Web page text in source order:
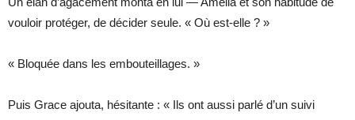
vouloir protéger, de décider seule. « Où est-elle ? »
« Bloquée dans les embouteillages. »
Puis Grace ajouta, hésitante : « Ils ont aussi parlé d’un suivi